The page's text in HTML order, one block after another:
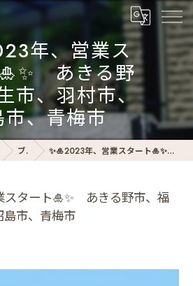
年、営業ス
あきる野
市、羽村市、
市、青梅市
ブログ ✨🎍2023年、営業スタート🎍✨ あきる野市、福生市、羽村市、昭島市、青梅市
スタート🎍✨ あきる野市、福
市、青梅市